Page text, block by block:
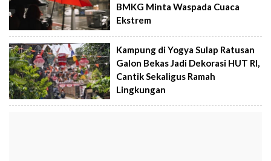
BMKG Minta Waspada Cuaca
Ekstrem
Kampung di Yogya Sulap Ratusan
Galon Bekas Jadi Dekorasi HUT RI,
Cantik Sekaligus Ramah
Lingkungan